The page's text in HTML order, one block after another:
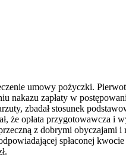
umowy pożyczki.
nakazu zapłaty w
zbadał stosunek
że opłata przygotowawcza i
z dobrymi obyczajami i
spłaconej